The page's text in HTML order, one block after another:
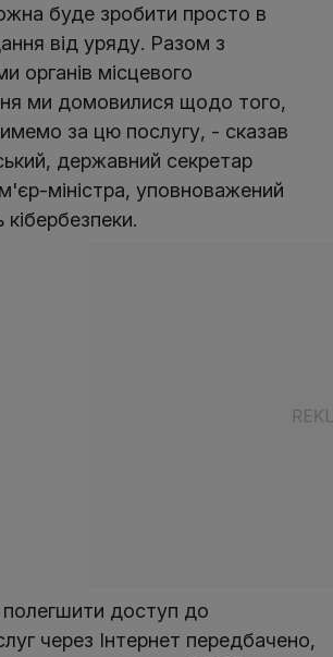
буде зробити просто в
від уряду. Разом з
органів місцевого
ми домовилися щодо того,
за цю послугу, - сказав
державний секретар
міністра, уповноважений
полегшити доступ до
через Інтернет передбачено,